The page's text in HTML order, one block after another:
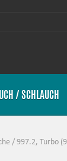
/ SCHLAUCH
/ 997.2, Turbo